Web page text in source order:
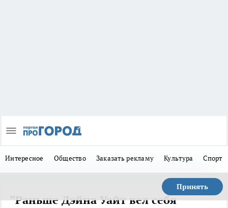
Интересное Общество Заказать рекламу Культура Спорт
Принять
"Раньше Дэйна Уайт вел себя